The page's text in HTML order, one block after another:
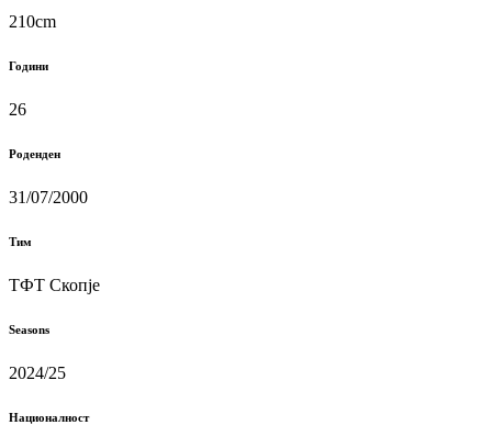
210cm
Години
26
Роденден
31/07/2000
Тим
ТФТ Скопје
Seasons
2024/25
Националност